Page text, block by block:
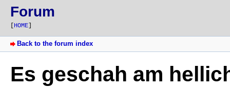
Forum
HOME
Back to the forum index
Es geschah am